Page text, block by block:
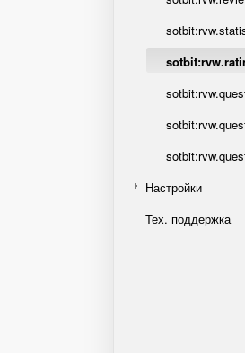
Настройки
Тех. поддержка